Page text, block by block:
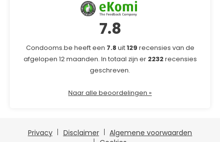
7.8
Condooms.be heeft een 7.8uit129 recensies van de
afgelopen 12 maanden. In totaal zijn er 2232recensies
geschreven.
Naar alle beoordelingen »
Privacy Disclaimer
Algemene voorwaarden